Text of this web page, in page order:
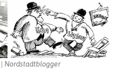
Nordstadtblogger